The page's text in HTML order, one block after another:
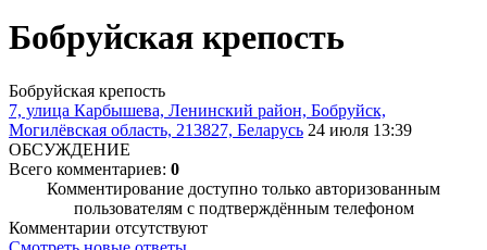
Бобруйская крепость
Бобруйская крепость
7, улица Карбышева, Ленинский район, Бобруйск,
Могилёвская область, 213827, Беларусь 24 июля 13:39
ОБСУЖДЕНИЕ
Всего комментариев: 0
Комментирование доступно только авторизованным
пользователям с подтверждённым телефоном
Комментарии отсутствуют